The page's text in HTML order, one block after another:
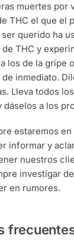
muertes por
THC el que el
querido ha
THC y
los de la gripe
inmediato.
Lleva todos
dáselos a los
estaremos
informar y
nuestros
investigar
en rumores.